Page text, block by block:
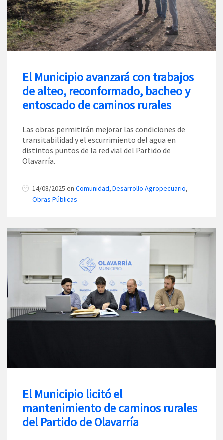
El Municipio avanzará con trabajos
de alteo, reconformado, bacheo y
entoscado de caminos rurales
Las obras permitirán mejorar las condiciones de
transitabilidad y el escurrimiento del agua en
distintos puntos de la red vial del Partido de
Olavarría.
14/08/2025 en Comunidad, Desarrollo Agropecuario,
Obras Públicas
El Municipio licitó el
mantenimiento de caminos rurales
del Partido de Olavarría